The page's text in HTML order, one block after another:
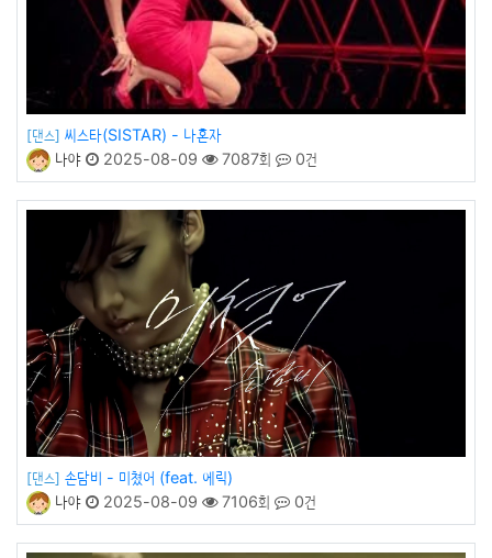
[댄스] 씨스타(SISTAR) - 나혼자
나야
2025-08-09 7087회 0건
[댄스] 손담비 - 미쳤어 (feat. 에릭)
나야
2025-08-09 7106회 0건